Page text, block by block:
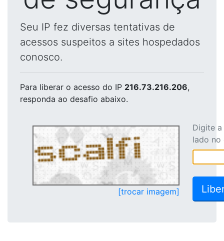
Seu IP fez diversas tentativas de
acessos suspeitos a sites hospedados
conosco.
Para liberar o acesso do IP 216.73.216.206,
responda ao desafio abaixo.
[trocar imagem]
Digite
lado no